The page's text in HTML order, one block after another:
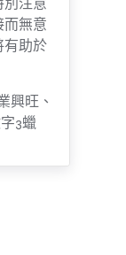
而無意
有助於
興旺、
3蠟